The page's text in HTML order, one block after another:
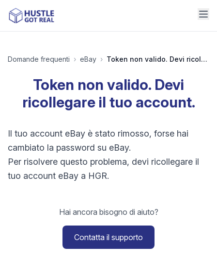
Domande frequenti › eBay › Token non valido. Devi ricollegare il tuo account.
Token non valido. Devi
ricollegare il tuo account.
Il tuo account eBay è stato rimosso, forse hai
cambiato la password su eBay.
Per risolvere questo problema, devi ricollegare il
tuo account eBay a HGR.
Hai ancora bisogno di aiuto?
Contatta il supporto